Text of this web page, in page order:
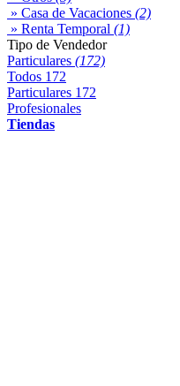
» Casa de Vacaciones (2)
» Renta Temporal (1)
Tipo de Vendedor
Particulares (172)
Todos 172
Particulares 172
Profesionales
Tiendas